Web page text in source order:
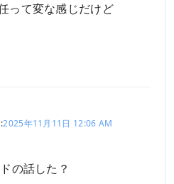
って変な感じだけど
2025年11月11日 12:06 AM
の話した？